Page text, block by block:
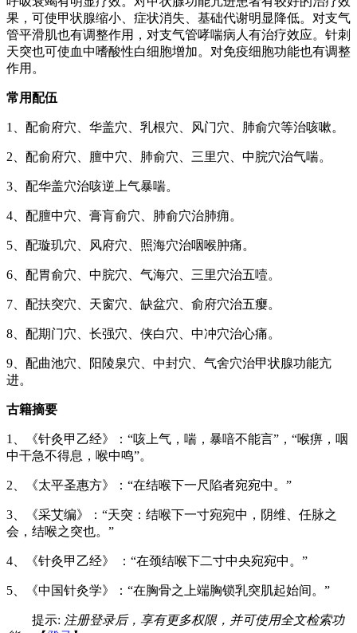
果，可使甲状腺缩小、症状消失、基础代谢明显降低。对支气
管平滑肌也有调整作用，对支气管哮喘病人有治疗效应。针刺
天突也可使血中嗜酸性白细胞增加。对免疫细胞功能也有调整
作用。
常用配伍
1、配俞府穴、华盖穴、乳根穴、风门穴、肺俞穴等治咳嗽。
2、配俞府穴、膻中穴、肺俞穴、三里穴、中脘穴治气喘。
3、配华盖穴治咳逆上气暴喘。
4、配膻中穴、膏肓俞穴、肺俞穴治肺痈。
5、配璇玑穴、风府穴、照海穴治咽喉肿痛。
6、配胃俞穴、中脘穴、气海穴、三里穴治五噎。
7、配扶突穴、天窗穴、缺盆穴、俞府穴治五瘿。
8、配期门穴、长强穴、侠白穴、中冲穴治心痛。
9、配曲池穴、阳陵泉穴、中封穴、气舍穴治甲状腺功能亢
进。
古籍摘要
1、《针灸甲乙经》：“咳上气，喘，暴喑不能言”，“喉痹，咽
中干急不得息，喉中鸣”。
2、《太平圣惠方》：“在结喉下一尺陷者宛宛中。”
3、《采艾编》：“天突：结喉下一寸宛宛中，阴维、任脉之
会，结喉之突也。”
4、《针灸甲乙经》 ：“在颈结喉下二寸中央宛宛中。”
5、《中国针灸学》：“在胸骨之上端胸锁乳突肌起始间。”
提示: 注册登录后，享有更多权限，并可使用全文检索功